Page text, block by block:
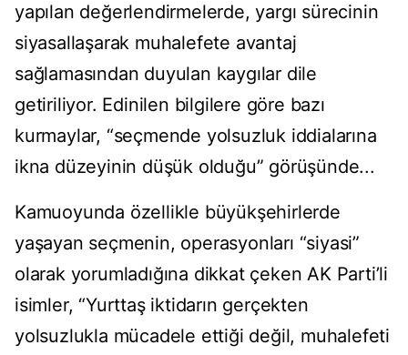
yapılan değerlendirmelerde, yargı sürecinin
siyasallaşarak muhalefete avantaj
sağlamasından duyulan kaygılar dile
getiriliyor. Edinilen bilgilere göre bazı
kurmaylar, “seçmende yolsuzluk iddialarına
ikna düzeyinin düşük olduğu” görüşünde...
Kamuoyunda özellikle büyükşehirlerde
yaşayan seçmenin, operasyonları “siyasi”
olarak yorumladığına dikkat çeken AK Parti’li
isimler, “Yurttaş iktidarın gerçekten
yolsuzlukla mücadele ettiği değil, muhalefeti